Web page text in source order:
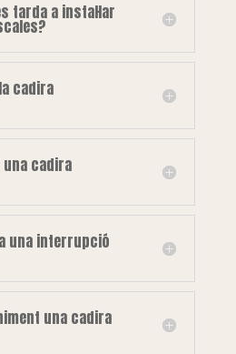
tarda a instal·lar
cadira
cadira
una interrupció
una cadira